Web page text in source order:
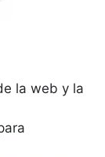
la web y la